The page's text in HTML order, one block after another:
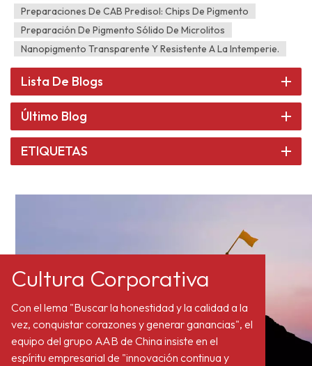
Preparaciones De CAB Predisol: Chips De Pigmento
Preparación De Pigmento Sólido De Microlitos
Nanopigmento Transparente Y Resistente A La Intemperie.
Lista De Blogs
Último Blog
ETIQUETAS
Cultura Corporativa
Con el lema "Buscar la honestidad y la calidad a la
vez, conquistar corazones y generar ganancias", el
equipo del grupo AAB de China insiste en el
espíritu empresarial de "innovación continua y